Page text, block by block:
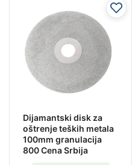
Dijamantski disk za
oštrenje teških metala
100mm granulacija
800 Cena Srbija